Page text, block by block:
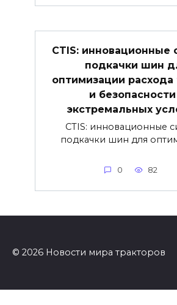
CTIS: инновационные
подкачки шин
оптимизации расхода
и безопасности
экстремальных
CTIS: инновационные
подкачки шин для
0 82
© 2026 Новости мира тракторов